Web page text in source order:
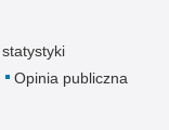
Opinia publiczna